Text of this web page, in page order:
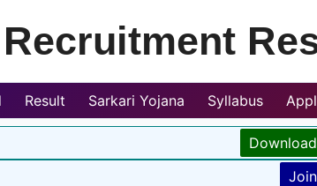
Recruitment
Result Sarkari Yojana Syllabus